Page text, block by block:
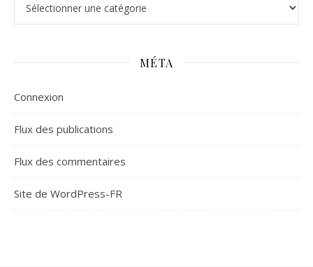
MÉTA
Connexion
Flux des publications
Flux des commentaires
Site de WordPress-FR